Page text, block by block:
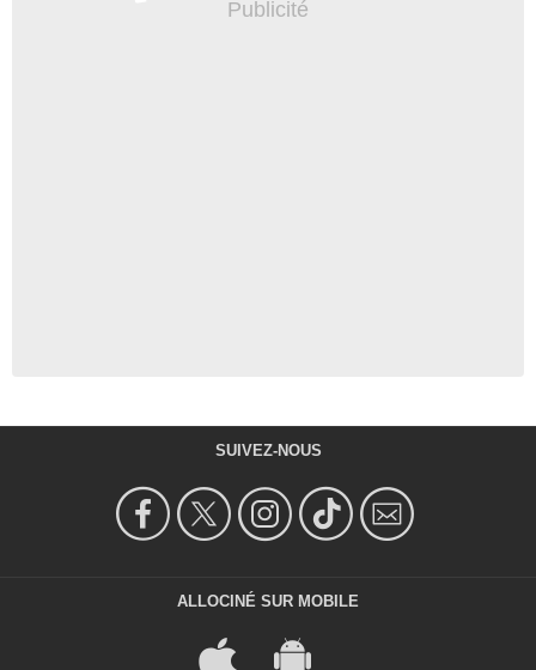
SUIVEZ-NOUS
ALLOCINÉ SUR MOBILE